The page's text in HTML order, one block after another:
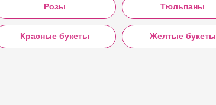
Розы Тюльпаны
Красные букеты Желтые букеты